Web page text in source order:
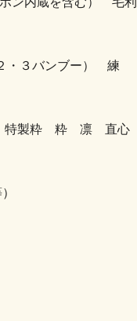
３バンブー） 練
特製粋 粋 凛 直心